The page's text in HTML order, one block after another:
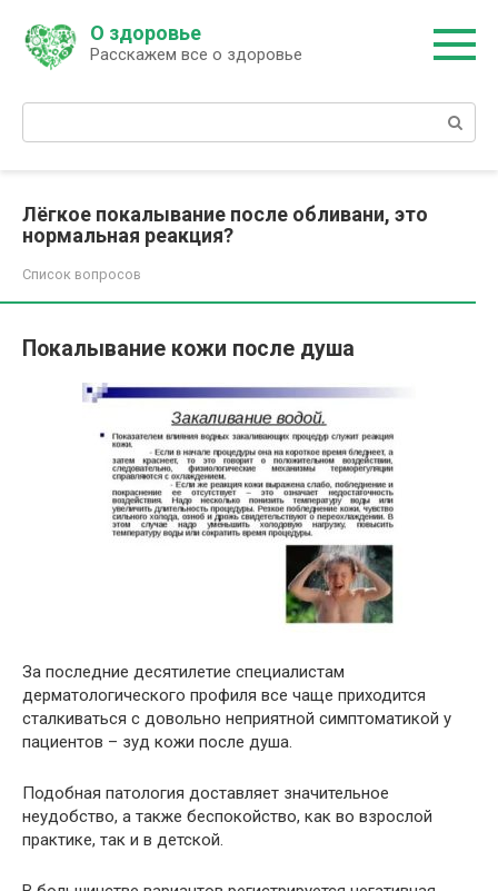
контенту
О здоровье
Расскажем все о здоровье
Поиск:
Лёгкое покалывание после обливани, это
нормальная реакция?
Список вопросов
Покалывание кожи после душа
За последние десятилетие специалистам
дерматологического профиля все чаще приходится
сталкиваться с довольно неприятной симптоматикой у
пациентов – зуд кожи после душа.
Подобная патология доставляет значительное
неудобство, а также беспокойство, как во взрослой
практике, так и в детской.